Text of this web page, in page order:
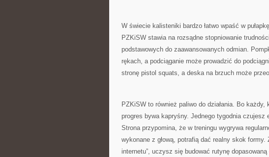
W świecie kalisteniki bardzo łatwo wpaść w
PZKiSW stawia na rozsądne stopniowanie
podstawowych do zaawansowanych odmian.
rękach, a podciąganie może prowadzić do
stronę pistol squats, a deska na brzuch może
PZKiSW to również paliwo do działania. Bo
progres bywa kapryśny. Jednego tygodnia czujesz
Strona przypomina, że w treningu wygrywa
wykonane z głową, potrafią dać realny skok
internetu”, uczysz się budować rutynę